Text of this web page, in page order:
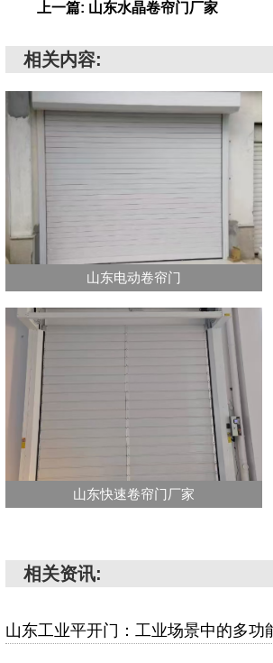
上一篇: 山东水晶卷帘门厂家
相关内容:
山东电动卷帘门
山东快速卷帘门厂家
相关资讯:
山东工业平开门：工业场景中的多功